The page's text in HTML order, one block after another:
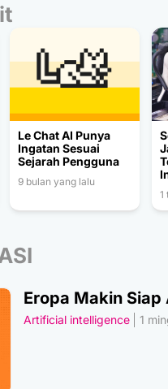
Le Chat AI Punya
Ingatan Sesuai
Sejarah Pengguna
9 bulan yang lalu
1
Eropa Makin
Artificial intelligence 1